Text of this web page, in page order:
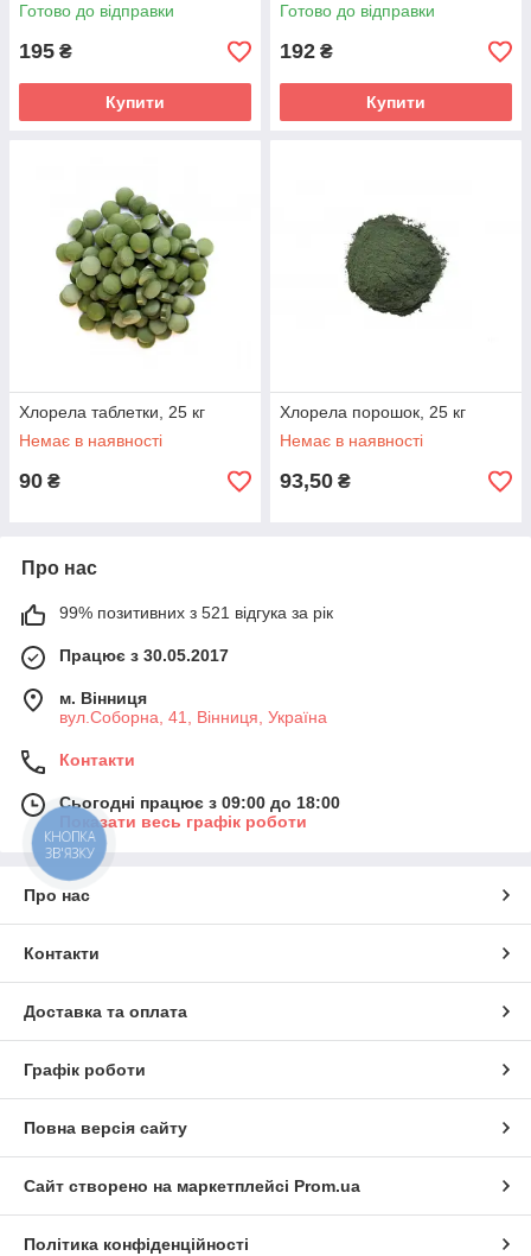
Готово до відправки
195 ₴
Купити
Готово до відправки
192 ₴
Купити
Хлорела таблетки, 25 кг
Немає в наявності
90 ₴
Хлорела порошок, 25 кг
Немає в наявності
93,50 ₴
Про нас
99% позитивних з 521 відгука за рік
Працює з 30.05.2017
м. Вінниця
вул.Соборна, 41, Вінниця, Україна
Контакти
Сьогодні працює з 09:00 до 18:00
Показати весь графік роботи
Про нас
Контакти
Доставка та оплата
Графік роботи
Повна версія сайту
Сайт створено на маркетплейсі Prom.ua
Політика конфіденційності
КНОПКА
ЗВ'ЯЗКУ